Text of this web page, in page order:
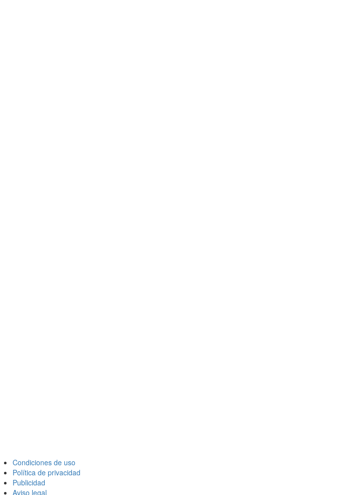
Condiciones de uso
Política de privacidad
Publicidad
Aviso legal